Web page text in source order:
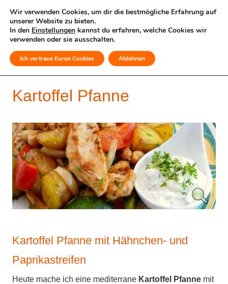
MENÜ
Kartoffel Pfanne
Kartoffel Pfanne mit Hähnchen- und
Paprikastreifen
Heute mache ich eine mediterrane Kartoffel Pfanne mit
Wir verwenden Cookies, um dir die bestmögliche Erfahrung auf
unserer Website zu bieten.
In den Einstellungen kannst du erfahren, welche Cookies wir
verwenden oder sie ausschalten.
Ich vertraue Euren Cookies Ablehnen